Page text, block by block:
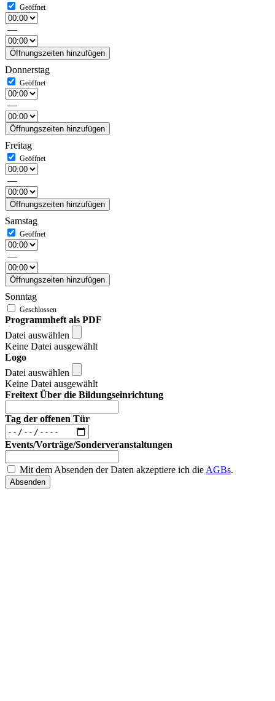
—
Öffnungszeiten hinzufügen
Donnerstag
—
Öffnungszeiten hinzufügen
Freitag
—
Öffnungszeiten hinzufügen
Samstag
—
Öffnungszeiten hinzufügen
Sonntag
Programmheft als PDF
Datei auswählen
Keine Datei ausgewählt
Logo
Datei auswählen
Keine Datei ausgewählt
Freitext Über die Bildungseinrichtung
Tag der offenen Tür
Events/Vorträge/Sonderveranstaltungen
Mit dem Absenden der Daten akzeptiere ich die AGBs.
Absenden